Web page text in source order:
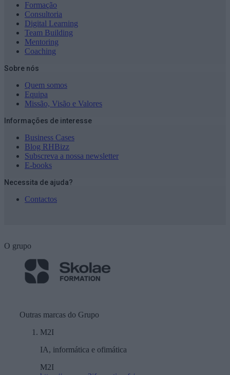
Formação
Consultoria
Digital Learning
Team Building
Mentoring
Coaching
Sobre nós
Quem somos
Equipa
Missão, Visão e Valores
Informações de interesse
Business Cases
Blog RHBizz
Subscreva a nossa newsletter
E-books
Necessita de ajuda?
Contactos
O grupo
Outras marcas do Grupo
M2I
IA, informática e ofimática
M2I